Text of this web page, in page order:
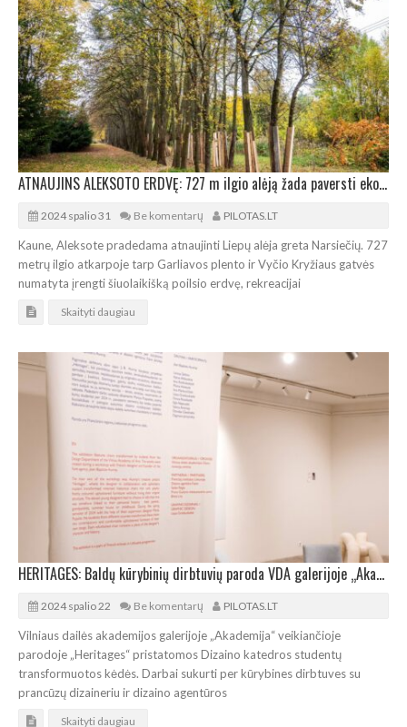
ATNAUJINS ALEKSOTO ERDVĘ: 727 m ilgio alėją žada paversti ekologiniu-edukaciniu sodu
2024 spalio 31 Be komentarų PILOTAS.LT
Kaune, Aleksote pradedama atnaujinti Liepų alėja greta Narsiečių. 727
metrų ilgio atkarpoje tarp Garliavos plento ir Vyčio Kryžiaus gatvės
numatyta įrengti šiuolaikišką poilsio erdvę, rekreacijai
Skaityti daugiau
HERITAGES: Baldų kūrybinių dirbtuvių paroda VDA galerijoje „Akademija“
2024 spalio 22 Be komentarų PILOTAS.LT
Vilniaus dailės akademijos galerijoje „Akademija“ veikiančioje
parodoje „Heritages“ pristatomos Dizaino katedros studentų
transformuotos kėdės. Darbai sukurti per kūrybines dirbtuves su
prancūzų dizaineriu ir dizaino agentūros
Skaityti daugiau